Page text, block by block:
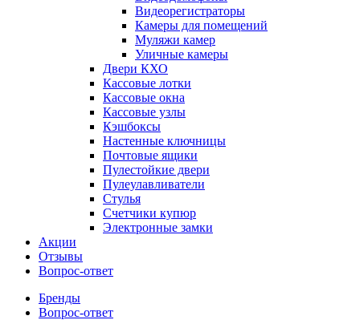
Видеорегистраторы
Камеры для помещений
Муляжи камер
Уличные камеры
Двери КХО
Кассовые лотки
Кассовые окна
Кассовые узлы
Кэшбоксы
Настенные ключницы
Почтовые ящики
Пулестойкие двери
Пулеулавливатели
Стулья
Счетчики купюр
Электронные замки
Акции
Отзывы
Вопрос-ответ
Бренды
Вопрос-ответ